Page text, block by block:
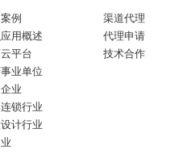
例
用概述
平台
业单位
业
锁行业
计行业
渠道代理
代理申请
技术合作